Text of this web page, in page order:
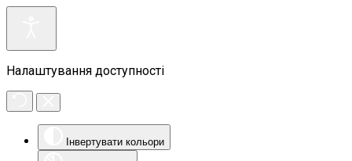
Налаштування доступності
Інвертувати кольори